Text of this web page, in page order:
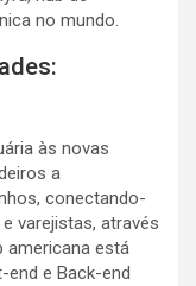
no mundo.
às novas
a
conectando-
varejistas, através
americana está
end e Back-end